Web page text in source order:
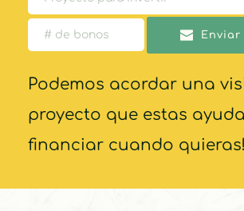
Enviar
Podemos acordar una
proyecto que estas
financiar cuando